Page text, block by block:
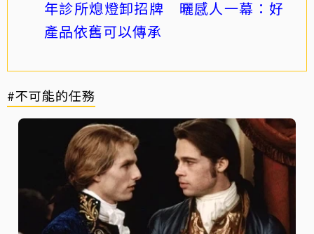
年診所熄燈卸招牌 曬感人一幕：好
產品依舊可以傳承
#不可能的任務